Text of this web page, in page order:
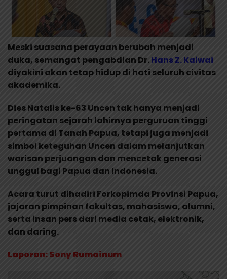
Meski suasana perayaan berubah menjadi
duka, semangat pengabdian Dr.Hans Z. Kaiwai
diyakini akan tetap hidup di hati seluruh civitas
akademika.
Dies Natalis ke-63 Uncen tak hanya menjadi
peringatan sejarah lahirnya perguruan tinggi
pertama di Tanah Papua, tetapi juga menjadi
simbol keteguhan Uncen dalam melanjutkan
warisan perjuangan dan mencetak generasi
unggul bagi Papua dan Indonesia.
Acara turut dihadiri Forkopimda Provinsi Papua,
jajaran pimpinan fakultas, mahasiswa, alumni,
serta insan pers dari media cetak, elektronik,
dan daring.
Laporan: Sony Rumainum